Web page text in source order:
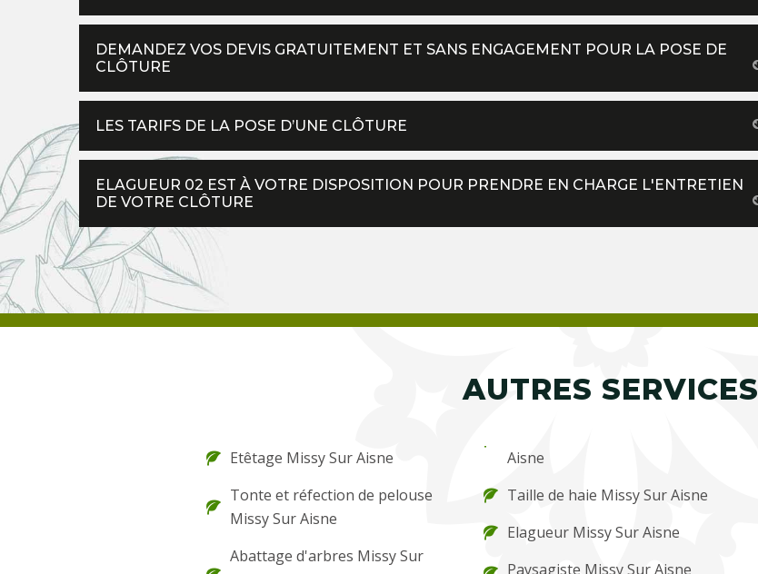
DEMANDEZ VOS DEVIS GRATUITEMENT ET SANS ENGAGEMENT POUR LA POSE DE
CLÔTURE
LES TARIFS DE LA POSE D’UNE CLÔTURE
ELAGUEUR 02 EST À VOTRE DISPOSITION POUR PRENDRE EN CHARGE L'ENTRETIEN
DE VOTRE CLÔTURE
AUTRES SERVICES
Etêtage Missy Sur Aisne
Tonte et réfection de pelouse
Missy Sur Aisne
Abattage d'arbres Missy Sur
Aisne
Taille de haie Missy Sur Aisne
Elagueur Missy Sur Aisne
Paysagiste Missy Sur Aisne